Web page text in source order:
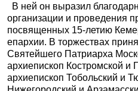
В ней он выразил
организации и проведения
посвященных 15-летию
епархии. В торжествах
Святейшего Патриарха
архиепископ Костромской и
архиепископ Тобольский и